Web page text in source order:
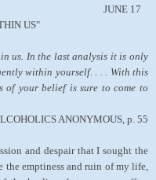
JUNE 17
US"
us. In the last analysis it is only
within yourself. . . . With this
of your belief is sure to come to
ANONYMOUS, p. 55
and despair that I sought the
the emptiness and ruin of my life,